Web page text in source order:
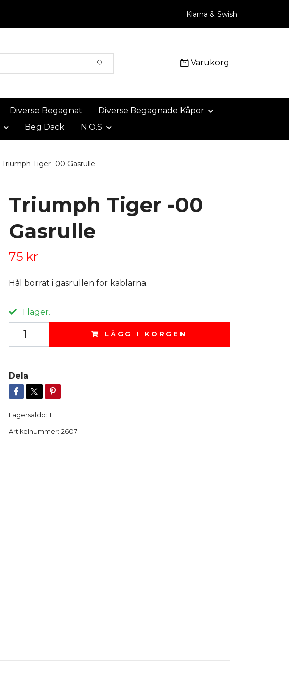
Klarna & Swish
Varukorg
Diverse Begagnat
Diverse Begagnade Kåpor
Beg Däck N.O.S
Triumph Tiger -00 Gasrulle
Triumph Tiger -00
Gasrulle
75 kr
Hål borrat i gasrullen för kablarna.
I lager.
LÄGG I KORGEN
Dela
Lagersaldo: 1
Artikelnummer: 2607